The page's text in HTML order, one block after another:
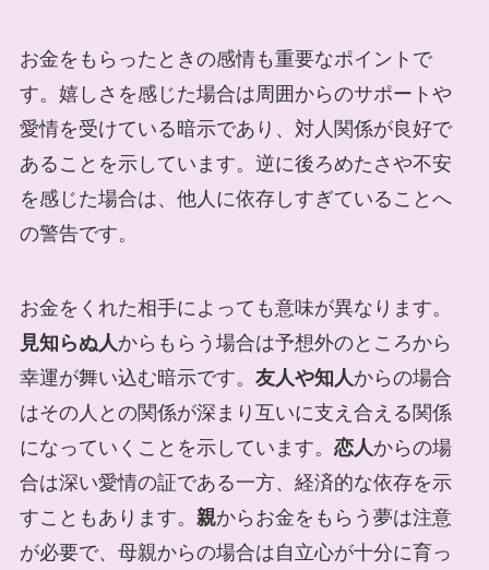
お金をもらったときの感情も重要なポイントで
す。嬉しさを感じた場合は周囲からのサポートや
愛情を受けている暗示であり、対人関係が良好で
あることを示しています。逆に後ろめたさや不安
を感じた場合は、他人に依存しすぎていることへ
の警告です。
お金をくれた相手によっても意味が異なります。
見知らぬ人からもらう場合は予想外のところから
幸運が舞い込む暗示です。 友人や知人からの場合
はその人との関係が深まり互いに支え合える関係
になっていくことを示しています。 恋人からの場
合は深い愛情の証である一方、経済的な依存を示
すこともあります。 親からお金をもらう夢は注意
が必要で、母親からの場合は自立心が十分に育っ